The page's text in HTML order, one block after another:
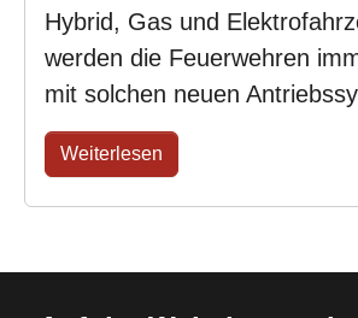
Hybrid, Gas und
werden die Feuerwehren
mit solchen neuen
Weiterlesen